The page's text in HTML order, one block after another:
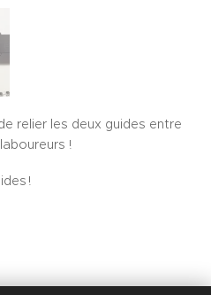
relier les deux guides entre
!
!